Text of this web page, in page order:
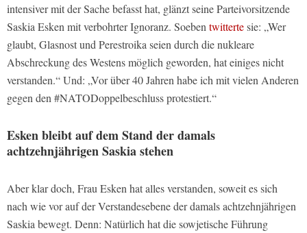
intensiver mit der Sache befasst hat, glänzt seine Parteivorsitzende
Saskia Esken mit verbohrter Ignoranz. Soeben twittertesie: „Wer
glaubt, Glasnost und Perestroika seien durch die nukleare
Abschreckung des Westens möglich geworden, hat einiges nicht
verstanden.“ Und: „Vor über 40 Jahren habe ich mit vielen Anderen
gegen den #NATODoppelbeschluss protestiert.“
Esken bleibt auf dem Stand der damals
achtzehnjährigen Saskia stehen
Aber klar doch, Frau Esken hat alles verstanden, soweit es sich
nach wie vor auf der Verstandesebene der damals achtzehnjährigen
Saskia bewegt. Denn: Natürlich hat die sowjetische Führung